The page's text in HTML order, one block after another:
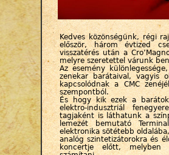
Kedves közönségünk, régi
először, három évtized
visszatérés után a
melyre szeretettel várunk
Az esemény
zenekar barátaival, vagyis
kapcsolódnak a CMC
szempontból.
És hogy kik ezek a
elektro-indusztriál
tagjaként is láthatunk a
lemezét bemutató
elektronika sötétebb
analóg szintetizátorokra és
koncertje előtt, melyben